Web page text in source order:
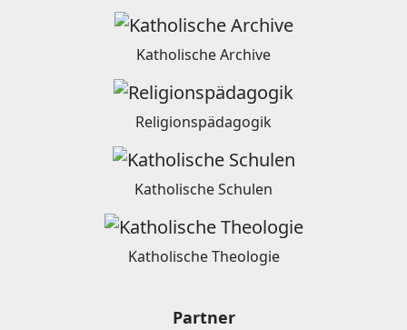
Katholische Archive
Religionspädagogik
Katholische Schulen
Katholische Theologie
Partner